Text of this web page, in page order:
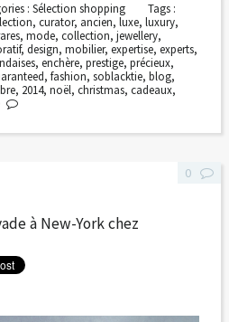
: Sélection shopping
Tags :
, curator, ancien, luxe, luxury,
, mode, collection, jewellery,
, design, mobilier, expertise, experts,
, enchère, prestige, précieux,
, fashion, soblacktie, blog,
, 2014, noël, christmas, cadeaux,
à New-York chez
0